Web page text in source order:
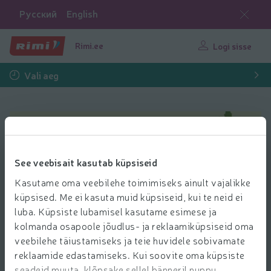
See veebisait kasutab küpsiseid
Kasutame oma veebilehe toimimiseks ainult vajalikke
küpsised. Me ei kasuta muid küpsiseid, kui te neid ei
luba. Küpsiste lubamisel kasutame esimese ja
kolmanda osapoole jõudlus- ja reklaamiküpsiseid oma
veebilehe täiustamiseks ja teie huvidele sobivamate
reklaamide edastamiseks. Kui soovite oma küpsiste
Русский English
Rimi.ee Logi sisse
Vali aeg
Leia oma lemmik
Igal viljal on oma iseloomulik maitse, tekstuur ja
kasutusvõimalused, mis mõjutavad seda, kuidas ja millal